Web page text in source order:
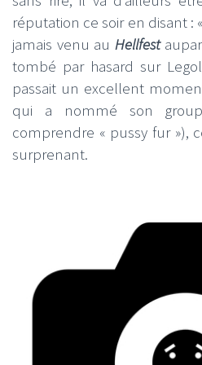
réputation ce soir en disant :
jamais venu au Hellfest
tombé par hasard sur
passait un excellent
qui a nommé son
comprendre « pussy fur »),
surprenant.